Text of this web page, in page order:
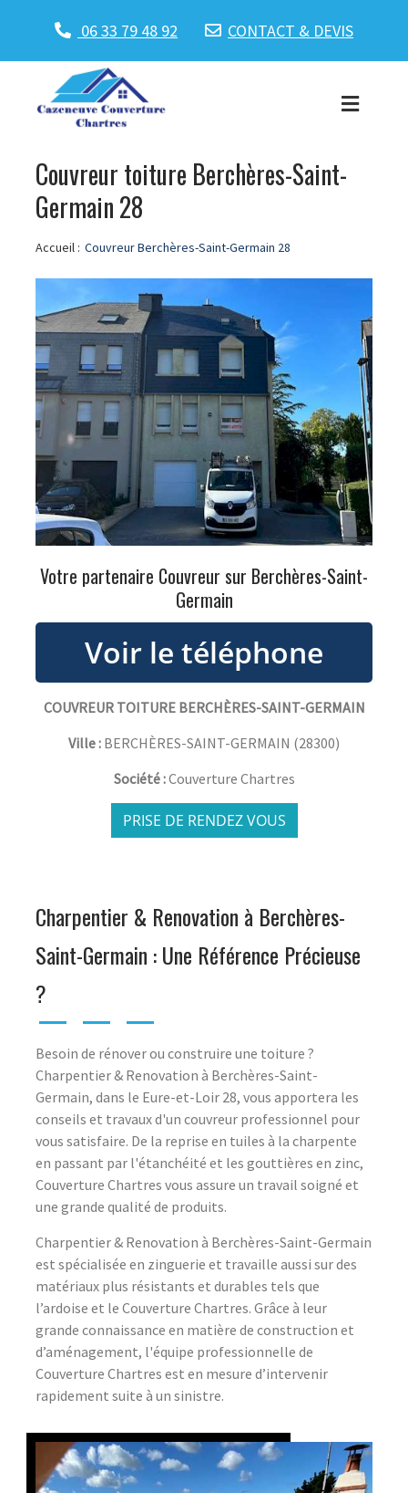
06 33 79 48 92 CONTACT & DEVIS
Couvreur toiture Berchères-Saint-
Germain 28
Accueil : Couvreur Berchères-Saint-Germain 28
Votre partenaire Couvreur sur Berchères-Saint-
Germain
COUVREUR TOITURE BERCHÈRES-SAINT-GERMAIN
Ville : BERCHÈRES-SAINT-GERMAIN (28300)
Société :Couverture Chartres
PRISE DE RENDEZ VOUS
Charpentier & Renovation à Berchères-
Saint-Germain : Une Référence Précieuse
?
Besoin de rénover ou construire une toiture ?
Charpentier & Renovation à Berchères-Saint-
Germain, dans le Eure-et-Loir 28, vous apportera les
conseils et travaux d'un couvreur professionnel pour
vous satisfaire. De la reprise en tuiles à la charpente
en passant par l'étanchéité et les gouttières en zinc,
Couverture Chartres vous assure un travail soigné et
une grande qualité de produits.
Charpentier & Renovation à Berchères-Saint-Germain
est spécialisée en zinguerie et travaille aussi sur des
matériaux plus résistants et durables tels que
l’ardoise et le Couverture Chartres. Grâce à leur
grande connaissance en matière de construction et
d’aménagement, l'équipe professionnelle de
Couverture Chartres est en mesure d’intervenir
rapidement suite à un sinistre.